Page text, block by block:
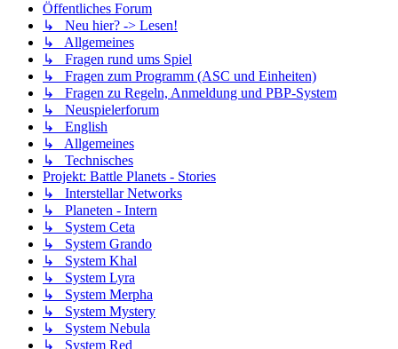
Öffentliches Forum
↳ Neu hier? -> Lesen!
↳ Allgemeines
↳ Fragen rund ums Spiel
↳ Fragen zum Programm (ASC und Einheiten)
↳ Fragen zu Regeln, Anmeldung und PBP-System
↳ Neuspielerforum
↳ English
↳ Allgemeines
↳ Technisches
Projekt: Battle Planets - Stories
↳ Interstellar Networks
↳ Planeten - Intern
↳ System Ceta
↳ System Grando
↳ System Khal
↳ System Lyra
↳ System Merpha
↳ System Mystery
↳ System Nebula
↳ System Red